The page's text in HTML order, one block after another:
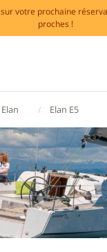
sur votre prochaine
proches !
Elan Elan E5